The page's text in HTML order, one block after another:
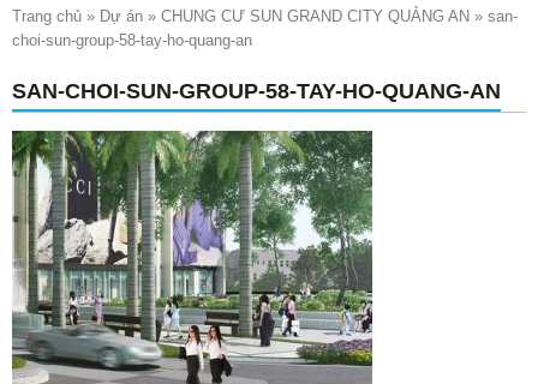
Trang chủ » Dự án » CHUNG CƯ SUN GRAND CITY QUẢNG AN » san-
choi-sun-group-58-tay-ho-quang-an
SAN-CHOI-SUN-GROUP-58-TAY-HO-QUANG-AN